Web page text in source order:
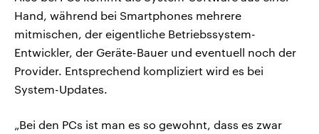
Hand, während bei Smartphones mehrere
mitmischen, der eigentliche Betriebssystem-
Entwickler, der Geräte-Bauer und eventuell noch der
Provider. Entsprechend kompliziert wird es bei
System-Updates.
„Bei den PCs ist man es so gewohnt, dass es zwar